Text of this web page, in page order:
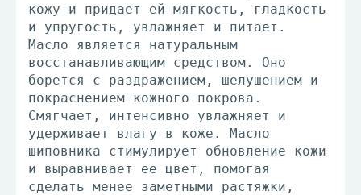
кожу и придает ей мягкость, гладкость
и упругость, увлажняет и питает.
Масло является натуральным
восстанавливающим средством. Оно
борется с раздражением, шелушением и
покраснением кожного покрова.
Смягчает, интенсивно увлажняет и
удерживает влагу в коже. Масло
шиповника стимулирует обновление кожи
и выравнивает ее цвет, помогая
сделать менее заметными растяжки,